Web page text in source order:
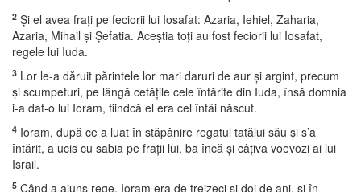
2 Şi el avea fraţi pe feciorii lui Iosafat: Azaria, Iehiel, Zaharia,
Azaria, Mihail şi Şefatia. Aceştia toţi au fost feciorii lui Iosafat,
regele lui Iuda.
3 Lor le-a dăruit părintele lor mari daruri de aur şi argint, precum
şi scumpeturi, pe lângă cetăţile cele întărite din Iuda, însă domnia
i-a dat-o lui Ioram, fiindcă el era cel întâi născut.
4 Ioram, după ce a luat în stăpânire regatul tatălui său şi s’a
întărit, a ucis cu sabia pe fraţii lui, ba încă şi câţiva voevozi ai lui
Israil.
5 Când a ajuns rege, Ioram era de treizeci şi doi de ani, şi în